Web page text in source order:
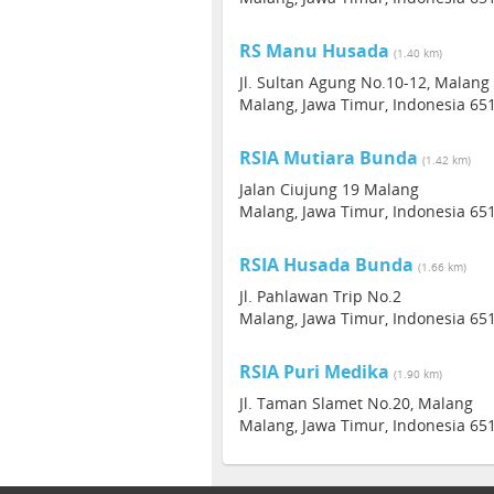
RS Manu Husada (1.40 km)
Jl. Sultan Agung No.10-12, Malang
Malang, Jawa Timur, Indonesia
RSIA Mutiara Bunda (1.42 km)
Jalan Ciujung 19 Malang
Malang, Jawa Timur, Indonesia
RSIA Husada Bunda (1.66 km)
Jl. Pahlawan Trip No.2
Malang, Jawa Timur, Indonesia
RSIA Puri Medika (1.90 km)
Jl. Taman Slamet No.20, Malang
Malang, Jawa Timur, Indonesia